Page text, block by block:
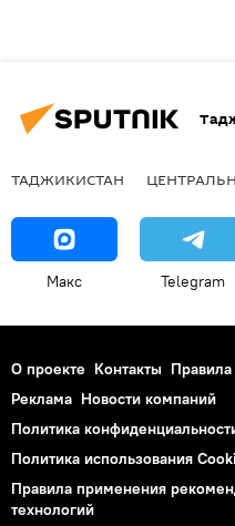
ТАДЖИКИСТАН
Макс Telegram
О проекте Контакты
Реклама Новости компаний
Политика
Политика использования
Правила применения
технологий